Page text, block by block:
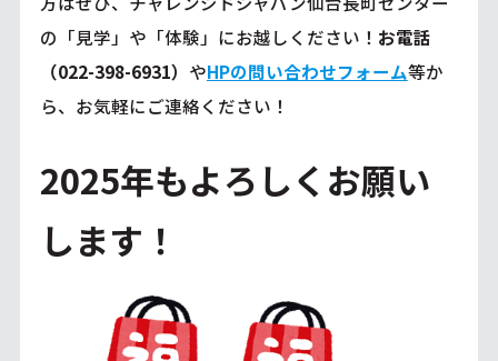
の「見学」や「体験」にお越しください！ お電話
（022-398-6931） やHPの問い合わせフォーム等か
ら、お気軽にご連絡ください！
2025年もよろしくお願い
します！